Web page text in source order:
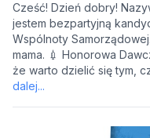
Cześć! Dzień dobry!
jestem bezpartyjną
Wspólnoty
mama. 💉 Honorowa
że warto dzielić się tym,
dalej...